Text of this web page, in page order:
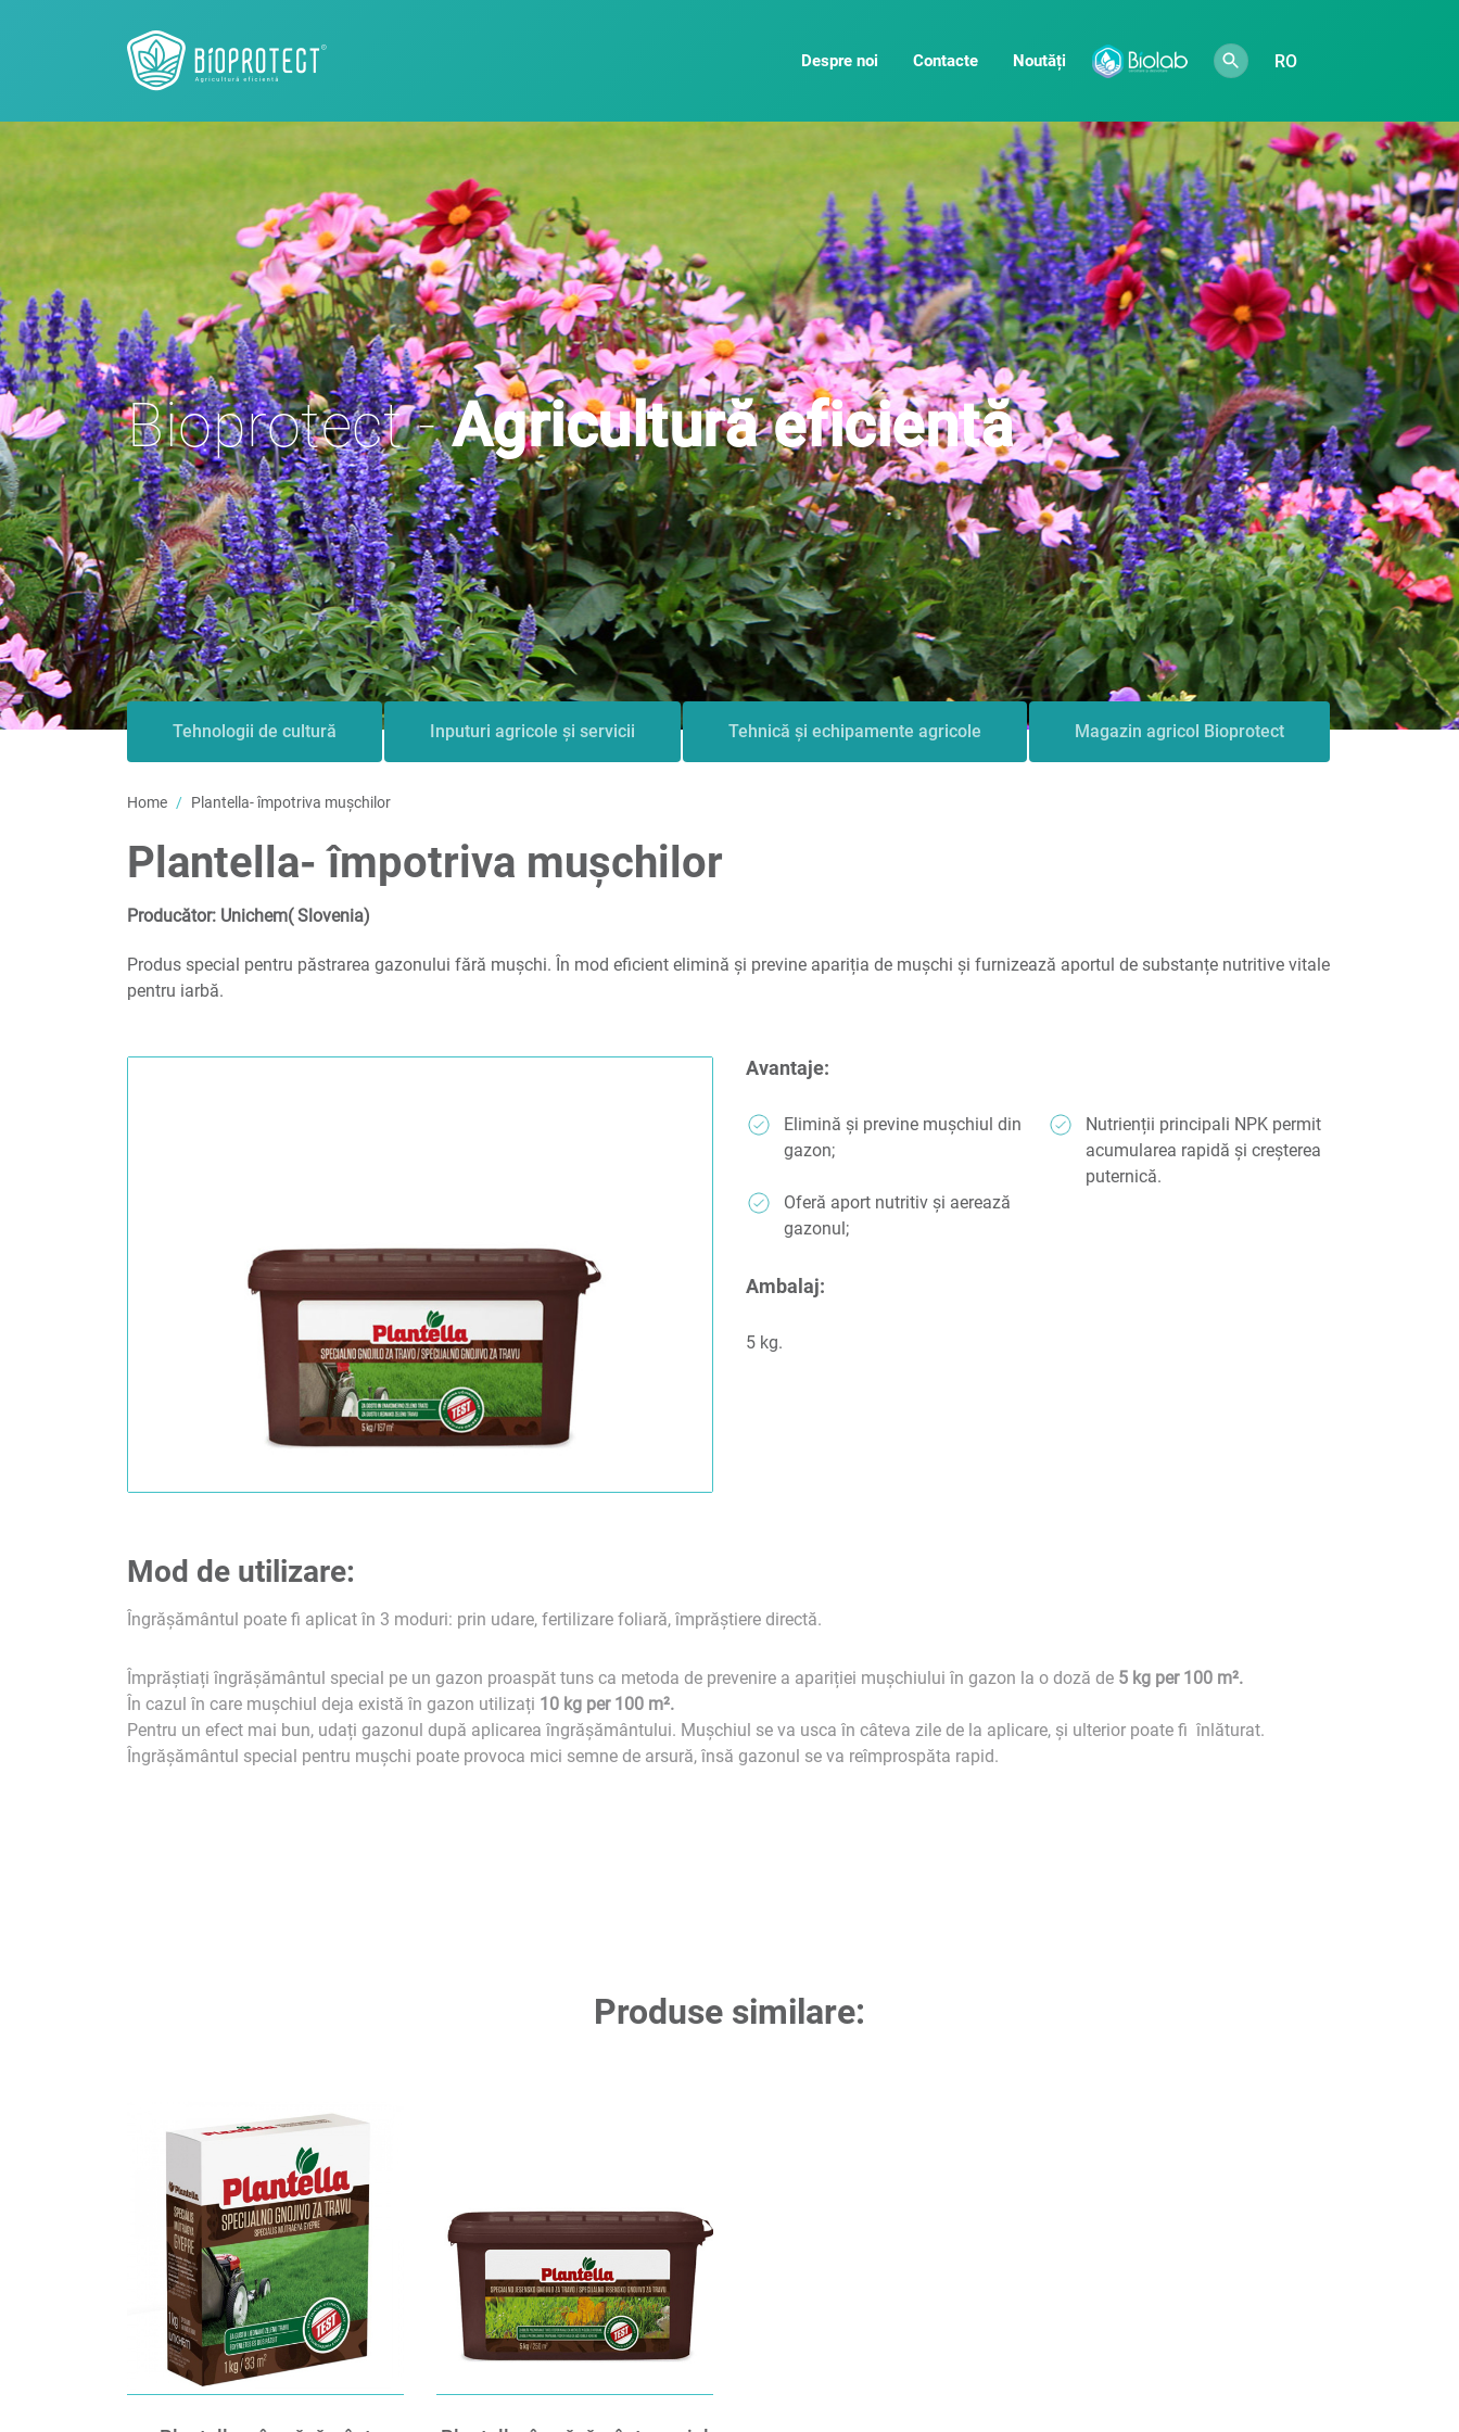
Despre noi Contacte Noutăți RO
Bioprotect -Agricultură eficientă
Tehnologii de cultură Inputuri agricole și servicii Tehnică și echipamente agricole Magazin agricol Bioprotect
Home Plantella- împotriva mușchilor
Plantella- împotriva mușchilor
Producător: Unichem( Slovenia)
Produs special pentru păstrarea gazonului fără mușchi. În mod eficient elimină și previne apariția de mușchi și furnizează aportul de substanțe nutritive vitale
pentru iarbă.
Avantaje:
Elimină și previne mușchiul din
gazon;
Oferă aport nutritiv și aerează
gazonul;
Nutrienții principali NPK permit
acumularea rapidă și creșterea
puternică.
Ambalaj:
5 kg.
Mod de utilizare:
Îngrășământul poate fi aplicat în 3 moduri: prin udare, fertilizare foliară, împrăștiere directă.
Împrăștiați îngrășământul special pe un gazon proaspăt tuns ca metoda de prevenire a apariției mușchiului în gazon la o doză de 5 kg per 100 m².
În cazul în care mușchiul deja există în gazon utilizați 10 kg per 100 m².
Pentru un efect mai bun, udați gazonul după aplicarea îngrășământului. Mușchiul se va usca în câteva zile de la aplicare, și ulterior poate fi înlăturat.
Îngrășământul special pentru mușchi poate provoca mici semne de arsură, însă gazonul se va reîmprospăta rapid.
Produse similare: